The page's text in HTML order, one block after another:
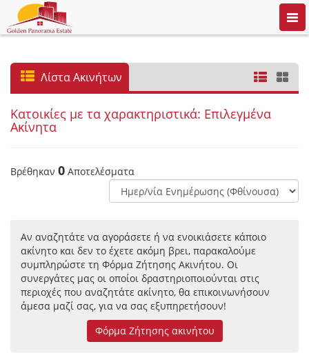
Λίστα Ακινήτων
Κατοικίες με τα χαρακτηριστικά: Επιλεγμένα
Ακίνητα
Βρέθηκαν 0 Αποτελέσματα
Αν αναζητάτε να αγοράσετε ή να ενοικιάσετε κάποιο
ακίνητο και δεν το έχετε ακόμη βρει, παρακαλούμε
συμπληρώστε τη Φόρμα Ζήτησης Ακινήτου. Οι
συνεργάτες μας οι οποίοι δραστηριοποιούνται στις
περιοχές που αναζητάτε ακίνητο, θα επικοινωνήσουν
άμεσα μαζί σας, για να σας εξυπηρετήσουν!
Φόρμα Ζήτησης ακινήτου